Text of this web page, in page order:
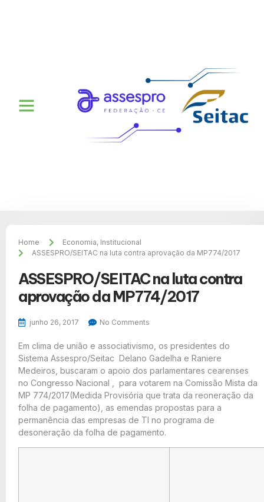
Home Economia, Institucional
ASSESPRO/SEITAC na luta contra aprovação da MP774/2017
ASSESPRO/SEITAC na luta contra
aprovação da MP774/2017
junho 26, 2017 No Comments
Em clima de união e associativismo, os presidentes do
Sistema Assespro/Seitac Delano Gadelha e Raniere
Medeiros, buscaram o apoio dos parlamentares cearenses
no Congresso Nacional , para votarem na Comissão Mista da
MP 774/2017(Medida Provisória que trata da reoneração da
folha de pagamento), as emendas propostas para a
permanência das empresas de TI no programa de
desoneração da folha de pagamento.